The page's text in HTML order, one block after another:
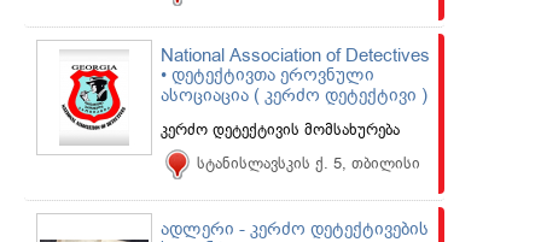
National Association of Detectives
• დეტექტივთა ეროვნული
ასოციაცია ( კერძო დეტექტივი )
კერძო დეტექტივის მომსახურება
სტანისლავსკის ქ. 5, თბილისი
ადლერი - კერძო დეტექტივების